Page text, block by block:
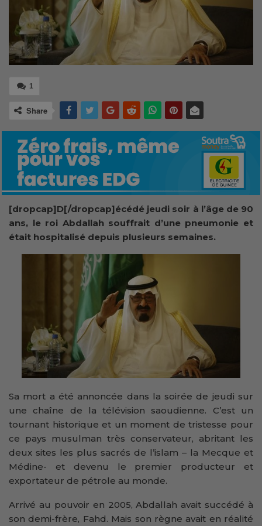
1
Share
[dropcap]D[/dropcap]écédé jeudi soir à l’âge de 90
ans, le roi Abdallah souffrait d’une pneumonie et
était hospitalisé depuis plusieurs semaines.
Sa mort a été annoncée dans la soirée de jeudi sur
une chaîne de la télévision saoudienne. C’est un
tournant historique et un moment de tristesse pour
ce pays musulman très conservateur, abritant les
deux sites les plus sacrés de l’islam – la Mecque et
Médine- et devenu le premier producteur et
exportateur de pétrole au monde.
Arrivé au pouvoir en 2005, Abdallah avait succédé à
son demi-frère, Fahd. Mais son règne avait en réalité